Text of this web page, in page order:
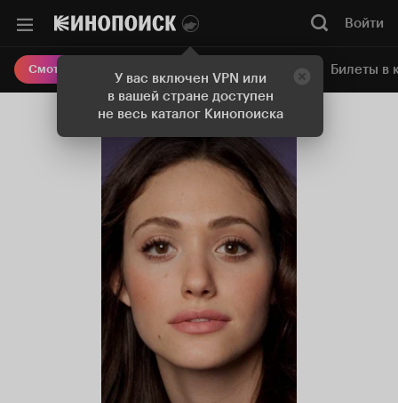
У вас включен VPN или
в вашей стране доступен
не весь каталог Кинопоиска
Войти
Смотреть кино Онлайн-кинотеатр Билеты в